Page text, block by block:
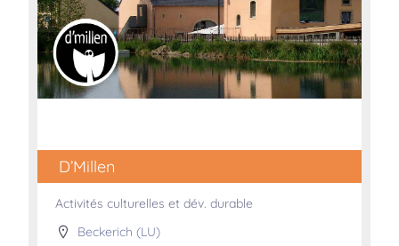
D’Millen
Activités culturelles et dév. durable
Beckerich (LU)